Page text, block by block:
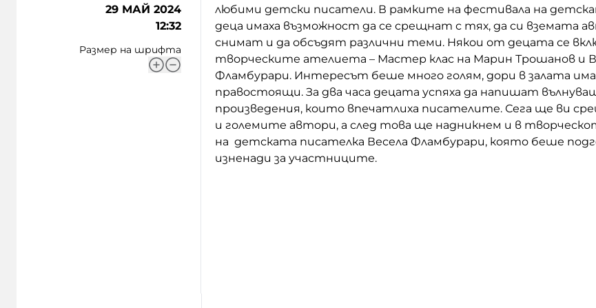
29 МАЙ 2024
12:32
Размер на шрифта
любими детски писатели. В рамките на фестивала на
деца имаха възможност да се срещнат с тях, да си вземата
снимат и да обсъдят различни теми. Някои от децата се
творческите ателиета – Мастер клас на Марин Трошанов и
Фламбурари. Интересът беше много голям, дори в залата
правостоящи. За два часа децата успяха да напишат
произведения, които впечатлиха писателите. Сега ще ви
и големите автори, а след това ще надникнем и в
на детската писателка Весела Фламбурари, която беше
изненади за участниците.